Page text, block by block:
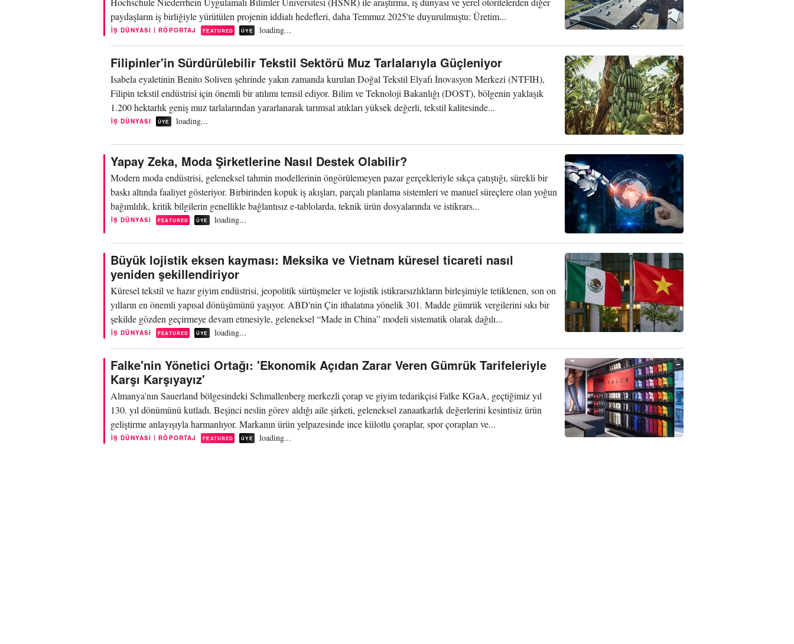
paydaşların iş birliğiyle yürütülen projenin iddialı hedefleri, daha Temmuz 2025'te duyurulmuştu: Üretim...
İŞ DÜNYASI | RÖPORTAJ FEATURED ÜYE loading...
Filipinler'in Sürdürülebilir Tekstil Sektörü Muz Tarlalarıyla Güçleniyor
Isabela eyaletinin Benito Soliven şehrinde yakın zamanda kurulan Doğal Tekstil Elyafı İnovasyon Merkezi (NTFIH),
Filipin tekstil endüstrisi için önemli bir atılımı temsil ediyor. Bilim ve Teknoloji Bakanlığı (DOST), bölgenin yaklaşık
1.200 hektarlık geniş muz tarlalarından yararlanarak tarımsal atıkları yüksek değerli, tekstil kalitesinde...
İŞ DÜNYASI ÜYE loading...
Yapay Zeka, Moda Şirketlerine Nasıl Destek Olabilir?
Modern moda endüstrisi, geleneksel tahmin modellerinin öngörülemeyen pazar gerçekleriyle sıkça çatıştığı, sürekli bir
baskı altında faaliyet gösteriyor. Birbirinden kopuk iş akışları, parçalı planlama sistemleri ve manuel süreçlere olan yoğun
bağımlılık, kritik bilgilerin genellikle bağlantısız e-tablolarda, teknik ürün dosyalarında ve istikrars...
İŞ DÜNYASI FEATURED ÜYE loading...
Büyük lojistik eksen kayması: Meksika ve Vietnam küresel ticareti nasıl
yeniden şekillendiriyor
Küresel tekstil ve hazır giyim endüstrisi, jeopolitik sürtüşmeler ve lojistik istikrarsızlıkların birleşimiyle tetiklenen, son on
yılların en önemli yapısal dönüşümünü yaşıyor. ABD'nin Çin ithalatına yönelik 301. Madde gümrük vergilerini sıkı bir
şekilde gözden geçirmeye devam etmesiyle, geleneksel “Made in China” modeli sistematik olarak dağılı...
İŞ DÜNYASI FEATURED ÜYE loading...
Falke'nin Yönetici Ortağı: 'Ekonomik Açıdan Zarar Veren Gümrük Tarifeleriyle
Karşı Karşıyayız'
Almanya'nın Sauerland bölgesindeki Schmallenberg merkezli çorap ve giyim tedarikçisi Falke KGaA, geçtiğimiz yıl
130. yıl dönümünü kutladı. Beşinci neslin görev aldığı aile şirketi, geleneksel zanaatkarlık değerlerini kesintisiz ürün
geliştirme anlayışıyla harmanlıyor. Markanın ürün yelpazesinde ince külotlu çoraplar, spor çorapları ve...
İŞ DÜNYASI | RÖPORTAJ FEATURED ÜYE loading...